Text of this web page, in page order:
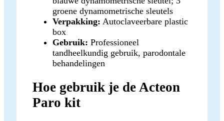
groene dynamometrische sleutels
Verpakking: Autoclaveerbare plastic
box
Gebruik: Professioneel
tandheelkundig gebruik, parodontale
behandelingen
Hoe gebruik je de Acteon
Paro kit